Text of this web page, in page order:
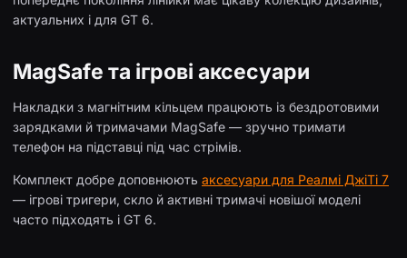
актуальних і для GT 6.
MagSafe та ігрові аксесуари
Накладки з магнітним кільцем працюють із бездротовими
зарядками й тримачами MagSafe — зручно тримати
телефон на підставці під час стрімів.
Комплект добре доповнюють аксесуари для Реалмі ДжіТі 7
— ігрові тригери, скло й активні тримачі новішої моделі
часто підходять і GT 6.